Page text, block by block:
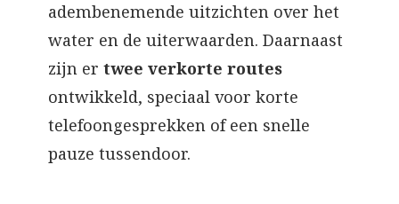
adembenemende uitzichten over het
water en de uiterwaarden. Daarnaast
zijn er twee verkorte routes
ontwikkeld, speciaal voor korte
telefoongesprekken of een snelle
pauze tussendoor.